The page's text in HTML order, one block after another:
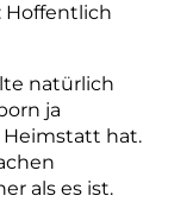
Hoffentlich
natürlich
ja
hat.
als es ist.